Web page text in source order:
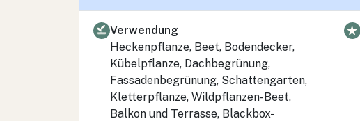
Verwendung
Heckenpflanze, Beet, Bodendecker,
Kübelpflanze, Dachbegrünung,
Fassadenbegrünung, Schattengarten,
Kletterpflanze, Wildpflanzen-Beet,
Balkon und Terrasse, Blackbox-